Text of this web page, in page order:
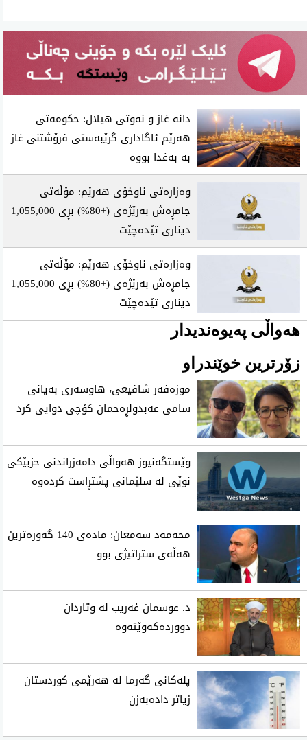
دانە غاز و نەوتی هیلال: حکومەتی
هەرێم ئاگاداری گرێبەستی فرۆشتنی غاز
بە بەغدا بووە
وەزارەتی ناوخۆی هەرێم: مۆڵەتی
جامڕەش بەرێژەی (+80%) بڕی 1,055,000
دیناری تێدەچێت
وەزارەتی ناوخۆی هەرێم: مۆڵەتی
جامڕەش بەرێژەی (+80%) بڕی 1,055,000
دیناری تێدەچێت
هەواڵی پەیوەندیدار
زۆرترین خوێندراو
موزه‌فه‌ر شافیعی، هاوسه‌ری به‌یانی
سامی عه‌بدولڕه‌حمان كۆچی‌ دوایی كرد
وێستگەنیوز هەواڵی دامەزراندنی حزبێکی
نوێی لە سلێمانی پشتڕاست کردەوە
محه‌مه‌د سه‌معان: ماده‌ی 140 گه‌وره‌ترین
هه‌ڵه‌ی ستراتیژی‌ بوو
د. عوسمان غەریب لە وتاردان
دووردەکەوێتەوە
پلەکانی گەرما لە هەرێمی کوردستان
زیاتر دادەبەزن